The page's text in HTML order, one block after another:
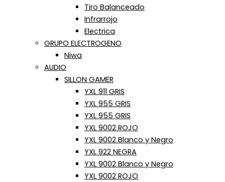
Tiro Balanceado
Infrarrojo
Electrica
GRUPO ELECTROGENO
Niwa
AUDIO
SILLON GAMER
YXL 911 GRIS
YXL 955 GRIS
YXL 955 GRIS
YXL 9002 ROJO
YXL 9002 Blanco y Negro
YXL 922 NEGRA
YXL 9002 Blanco y Negro
YXL 9002 ROJO